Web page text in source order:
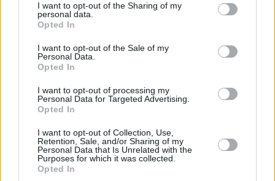
I want to opt-out of the Sharing of my
personal data.
Opted In
I want to opt-out of the Sale of my
Personal Data.
Opted In
I want to opt-out of processing my
Personal Data for Targeted Advertising.
Opted In
I want to opt-out of Collection, Use,
Retention, Sale, and/or Sharing of my
Personal Data that Is Unrelated with the
Purposes for which it was collected.
Opted In
Fot. materiały prasowe / Haier
Tryb wakacyjny
Wyjeżdżamy na wakacje i chcemy, aby lodówka
pochłaniała w tym czasie mniej energii? Wystarczy
włączyć tryb wakacyjny, który zmniejszy moc
chłodziarki podczas naszej nieobecności w domu.